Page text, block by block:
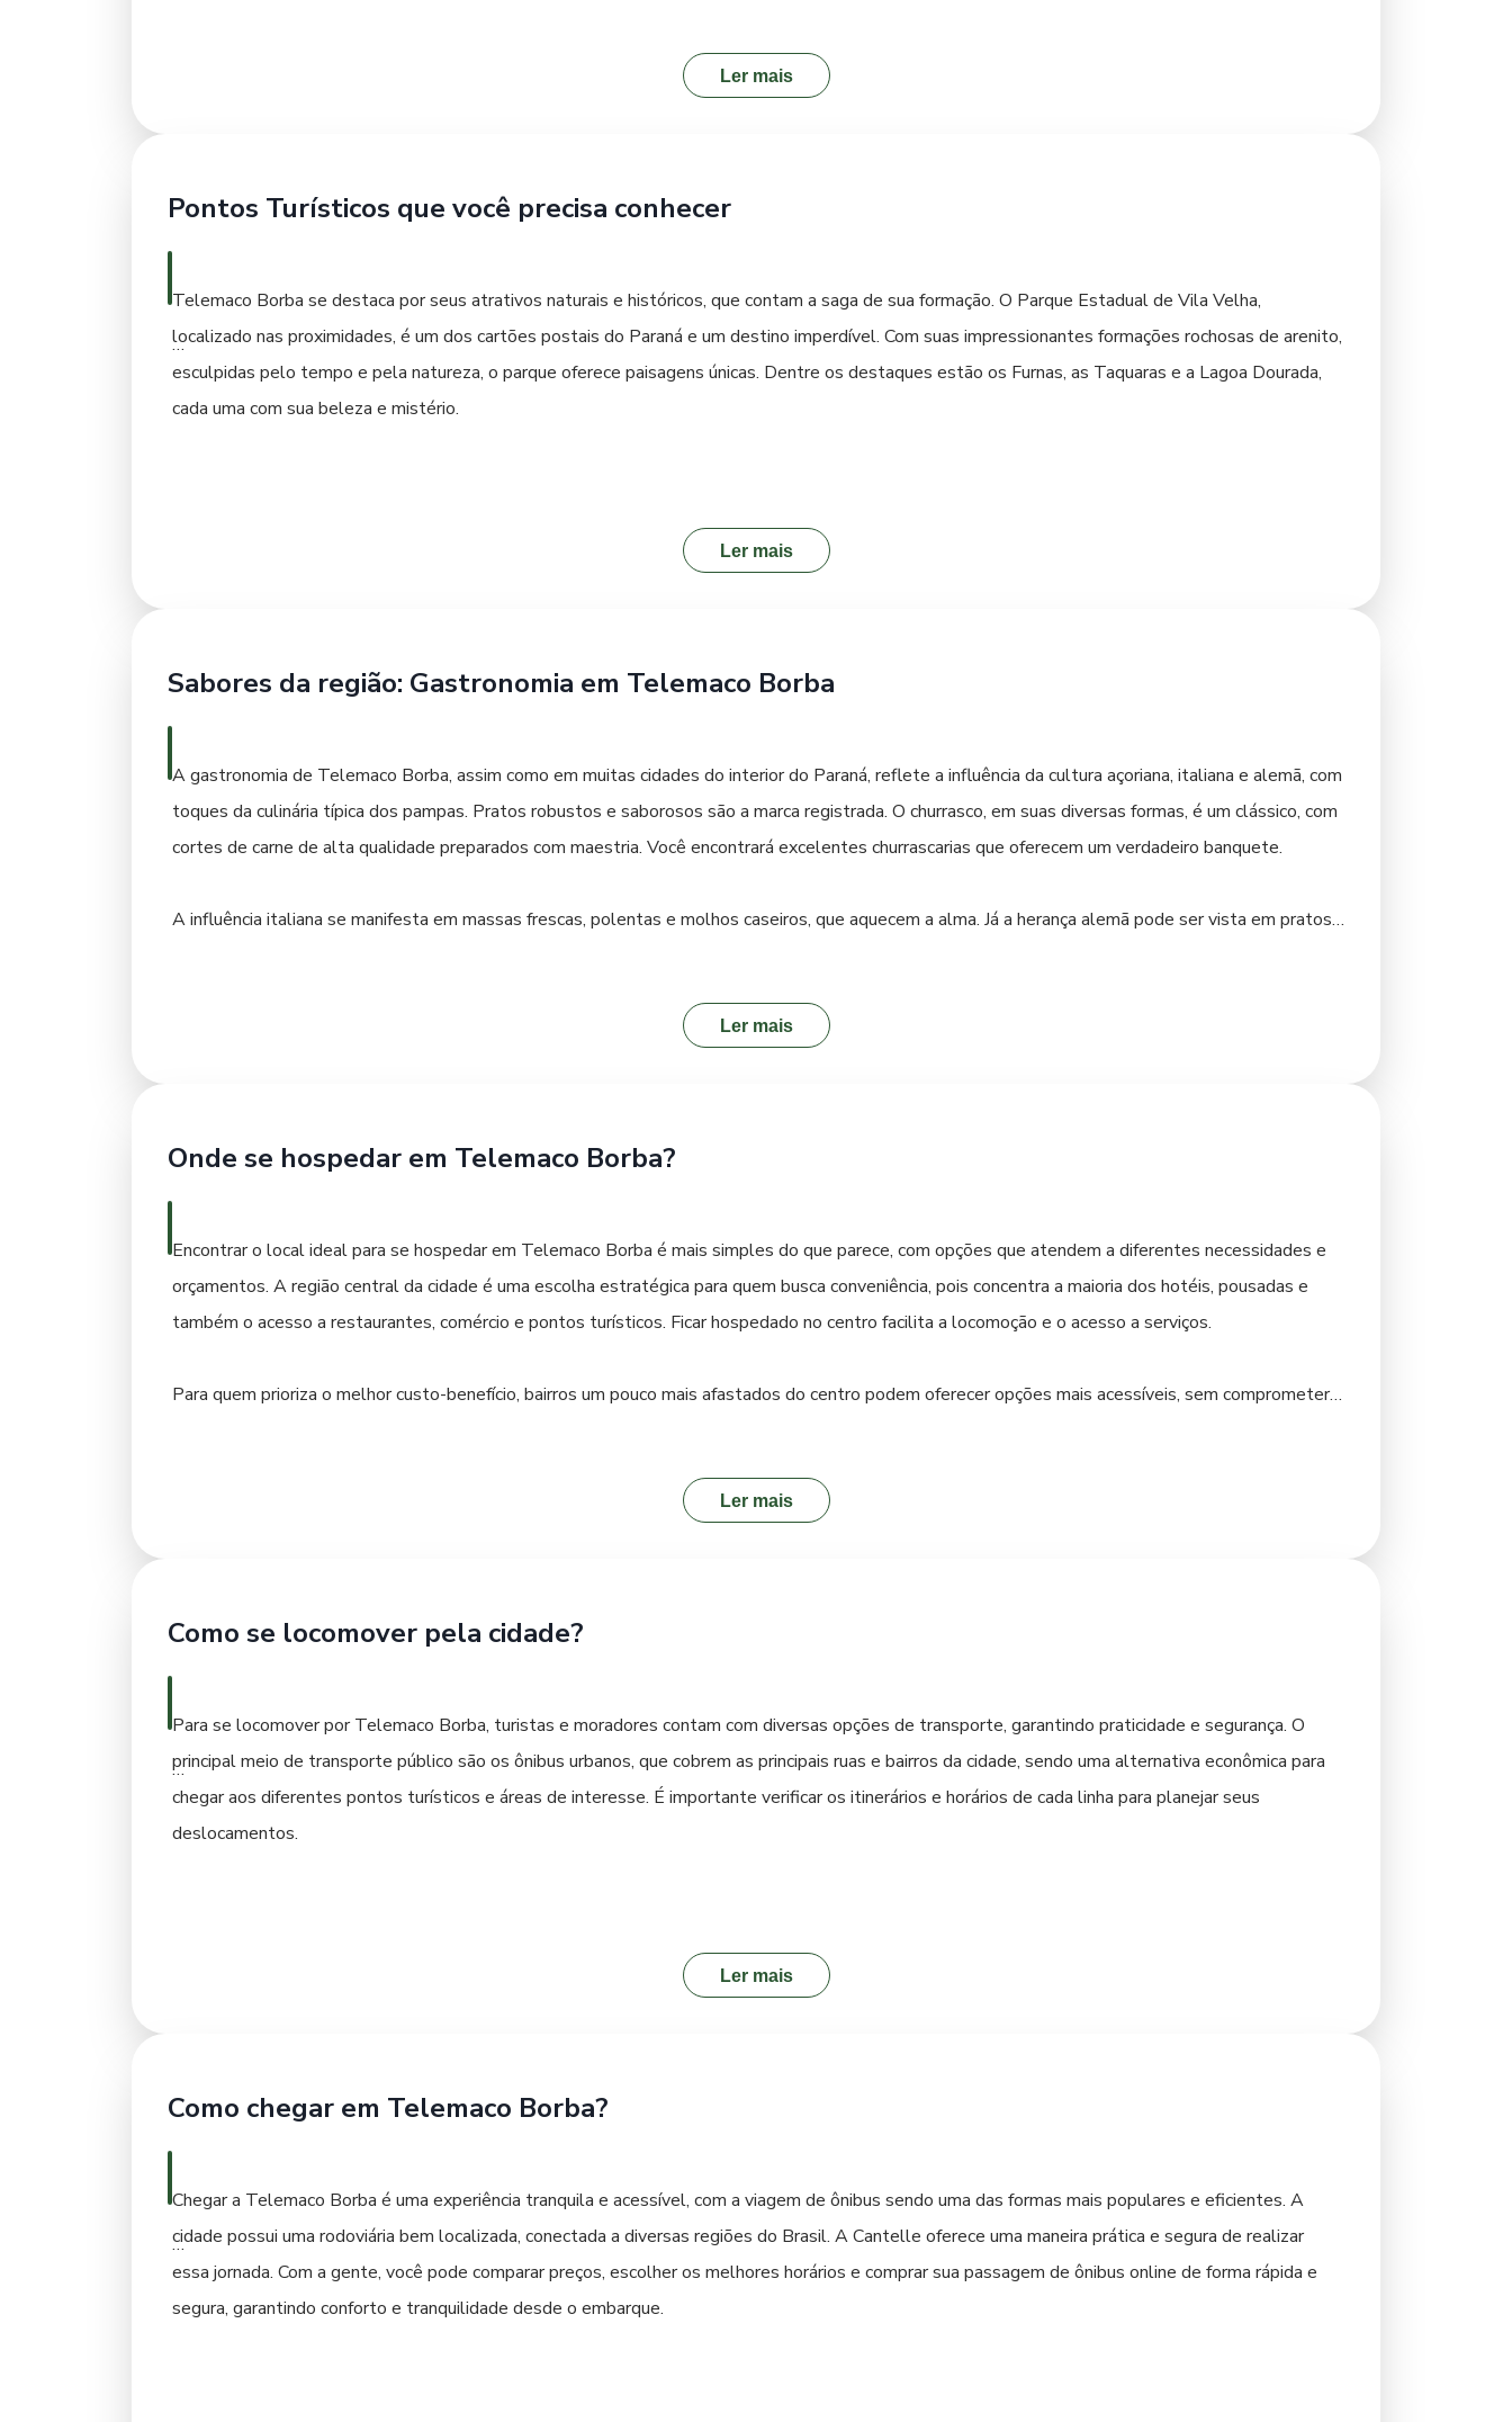
edificações que contam um pouco da trajetória da cidade. Durante a noite, explore os bares e restaurantes locais para sentir a atmosfera acolhedora
Ler mais
Pontos Turísticos que você precisa conhecer
Telemaco Borba se destaca por seus atrativos naturais e históricos, que contam a saga de sua formação. O Parque Estadual de Vila Velha,
localizado nas proximidades, é um dos cartões postais do Paraná e um destino imperdível. Com suas impressionantes formações rochosas de arenito,
esculpidas pelo tempo e pela natureza, o parque oferece paisagens únicas. Dentre os destaques estão os Furnas, as Taquaras e a Lagoa Dourada,
cada uma com sua beleza e mistério.
anteriormente, é fundamental para compreender a evolução da região, desde os tempos da exploração madeireira até os dias atuais. Passear pela
Ler mais
Sabores da região: Gastronomia em Telemaco Borba
A gastronomia de Telemaco Borba, assim como em muitas cidades do interior do Paraná, reflete a influência da cultura açoriana, italiana e alemã, com
toques da culinária típica dos pampas. Pratos robustos e saborosos são a marca registrada. O churrasco, em suas diversas formas, é um clássico, com
cortes de carne de alta qualidade preparados com maestria. Você encontrará excelentes churrascarias que oferecem um verdadeiro banquete.
A influência italiana se manifesta em massas frescas, polentas e molhos caseiros, que aquecem a alma. Já a herança alemã pode ser vista em pratos
peixes de rio e aves, preparados de maneiras criativas e saborosas. Explore os bairros centrais e as áreas mais tradicionais para descobrir os segredos
Ler mais
Onde se hospedar em Telemaco Borba?
Encontrar o local ideal para se hospedar em Telemaco Borba é mais simples do que parece, com opções que atendem a diferentes necessidades e
orçamentos. A região central da cidade é uma escolha estratégica para quem busca conveniência, pois concentra a maioria dos hotéis, pousadas e
também o acesso a restaurantes, comércio e pontos turísticos. Ficar hospedado no centro facilita a locomoção e o acesso a serviços.
Para quem prioriza o melhor custo-benefício, bairros um pouco mais afastados do centro podem oferecer opções mais acessíveis, sem comprometer a
acesso a transporte e comércio. Ao planejar sua estadia, considere a proximidade com os locais que pretende visitar para otimizar seu tempo e tornar
Ler mais
Como se locomover pela cidade?
Para se locomover por Telemaco Borba, turistas e moradores contam com diversas opções de transporte, garantindo praticidade e segurança. O
principal meio de transporte público são os ônibus urbanos, que cobrem as principais ruas e bairros da cidade, sendo uma alternativa econômica para
chegar aos diferentes pontos turísticos e áreas de interesse. É importante verificar os itinerários e horários de cada linha para planejar seus
deslocamentos.
menores ou para quem aprecia um passeio mais tranquilo, caminhar por algumas regiões centrais da cidade pode ser uma experiência agradável,
Ler mais
Como chegar em Telemaco Borba?
Chegar a Telemaco Borba é uma experiência tranquila e acessível, com a viagem de ônibus sendo uma das formas mais populares e eficientes. A
cidade possui uma rodoviária bem localizada, conectada a diversas regiões do Brasil. A Cantelle oferece uma maneira prática e segura de realizar
essa jornada. Com a gente, você pode comparar preços, escolher os melhores horários e comprar sua passagem de ônibus online de forma rápida e
segura, garantindo conforto e tranquilidade desde o embarque.